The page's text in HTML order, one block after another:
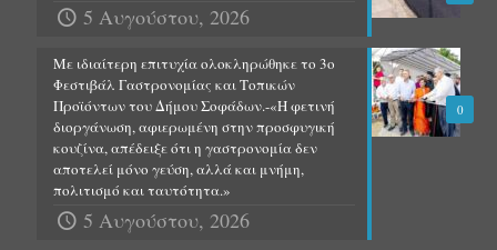
5 Αυγούστου, 2026
0
Με ιδιαίτερη επιτυχία ολοκληρώθηκε το 3ο
Φεστιβάλ Γαστρονομίας και Τοπικών
Προϊόντων του Δήμου Σοφάδων.-«Η φετινή
διοργάνωση, αφιερωμένη στην προσφυγική
κουζίνα, απέδειξε ότι η γαστρονομία δεν
αποτελεί μόνο γεύση, αλλά και μνήμη,
πολιτισμό και ταυτότητα.»
5 Αυγούστου, 2026